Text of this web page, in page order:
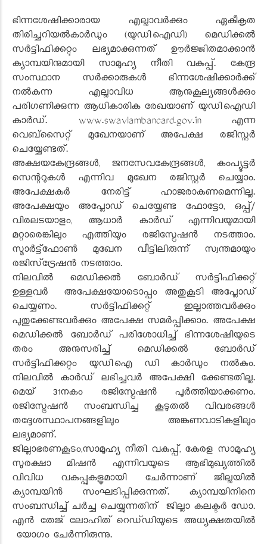
ഭിന്നശേഷിക്കാരായ എല്ലാവർക്കും ഏകീകൃത
തിരിച്ചറിയൽകാർഡും (യുഡിഐഡി) മെഡിക്കൽ
സർട്ടിഫിക്കറ്റും ലഭ്യമാക്കുന്നത് ഊർജ്ജിതമാക്കാൻ
ക്യാമ്പയിനുമായി സാമൂഹ്യ നീതി വകുപ്പ്. കേന്ദ്ര
സംസ്ഥാന സർക്കാരുകൾ ഭിന്നശേഷിക്കാർക്ക്
നൽകുന്ന എല്ലാവിധ ആനുകൂല്യങ്ങൾക്കും
പരിഗണിക്കുന്ന ആധികാരിക രേഖയാണ് യുഡിഐഡി
കാർഡ്. www.swavlambancard.gov.in എന്ന
വെബ്സൈറ്റ് മുഖേനയാണ് അപേക്ഷ രജിസ്റ്റർ
ചെയ്യേണ്ടത്.
അക്ഷയകേന്ദ്രങ്ങൾ, ജനസേവകേന്ദ്രങ്ങൾ, കംപ്യൂട്ടർ
സെന്ററുകൾ എന്നിവ മുഖേന രജിസ്റ്റർ ചെയ്യാം.
അപേക്ഷകർ നേരിട്ട് ഹാജരാകണമെന്നില്ല.
അപേക്ഷയും അപ്ലോഡ് ചെയ്യേണ്ട ഫോട്ടോ, ഒപ്പ്/
വിരലടയാളം, ആധാർ കാർഡ് എന്നിവയുമായി
മറ്റാരെങ്കിലും എത്തിയും രജിസ്ട്രേഷൻ നടത്താം.
സ്മാർട്ട്ഫോൺ മുഖേന വീട്ടിലിരുന്ന് സ്വന്തമായും
രജിസ്‌ട്രേഷൻ നടത്താം.
നിലവിൽ മെഡിക്കൽ ബോർഡ് സർട്ടിഫിക്കറ്റ്
ഉള്ളവർ അപേക്ഷയോടൊപ്പം അതുകൂടി അപ്ലോഡ്
ചെയ്യണം. സർട്ടിഫിക്കറ്റ് ഇല്ലാത്തവർക്കും
പുതുക്കേണ്ടവർക്കും അപേക്ഷ സമർപ്പിക്കാം. അപേക്ഷ
മെഡിക്കൽ ബോർഡ് പരിശോധിച്ച് ഭിന്നശേഷിയുടെ
തരം അനുസരിച്ച് മെഡിക്കൽ ബോർഡ്
സർട്ടിഫിക്കറ്റും യുഡിഐ ഡി കാർഡും നൽകും.
നിലവിൽ കാർഡ് ലഭിച്ചവർ അപേക്ഷി ക്കേണ്ടതില്ല.
മെയ് 31നകം രജിസ്ട്രേഷൻ പൂർത്തിയാക്കണം.
രജിസ്ട്രേഷൻ സംബന്ധിച്ച കൂടുതൽ വിവരങ്ങൾ
തദ്ദേശസ്ഥാപനങ്ങളിലും അങ്കണവാടികളിലും
ലഭ്യമാണ്.
ജില്ലാഭരണകൂടം,സാമൂഹ്യ നീതി വകുപ്പ്, കേരള സാമൂഹ്യ
സുരക്ഷാ മിഷൻ എന്നിവയുടെ ആഭിമുഖ്യത്തിൽ
വിവിധ വകുപ്പുകളുമായി ചേർന്നാണ് ജില്ലയിൽ
ക്യാമ്പയിൻ സംഘടിപ്പിക്കുന്നത്. ക്യാമ്പയിനിനെ
സംബന്ധിച്ച് ചർച്ച ചെയ്യുന്നതിന് ജില്ലാ കലക്ടർ ഡോ.
എൻ തേജ് ലോഹിത് റെഡ്‌ഡിയുടെ അധ്യക്ഷതയിൽ
യോഗം ചേർന്നിരുന്നു.